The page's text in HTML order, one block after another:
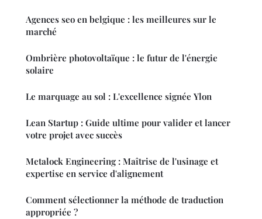
Agences seo en belgique : les meilleures sur le
marché
Ombrière photovoltaïque : le futur de l'énergie
solaire
Le marquage au sol : L'excellence signée Ylon
Lean Startup : Guide ultime pour valider et lancer
votre projet avec succès
Metalock Engineering : Maîtrise de l'usinage et
expertise en service d'alignement
Comment sélectionner la méthode de traduction
appropriée ?